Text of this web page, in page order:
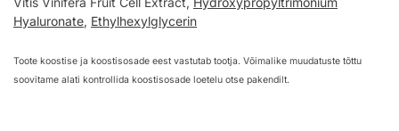
Hyaluronate, Ethylhexylglycerin
Toote koostise ja koostisosade eest vastutab tootja. Võimalike muudatuste tõttu
soovitame alati kontrollida koostisosade loetelu otse pakendilt.